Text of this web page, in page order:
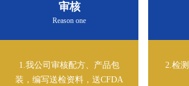
审核
Reason one
1.我公司审核配方、产品包
装，编写送检资料，送CFDA
2.检